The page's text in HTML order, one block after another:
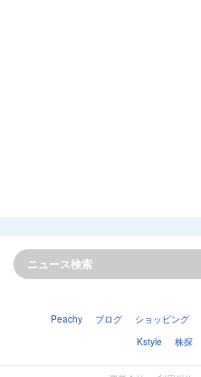
Peachy ブログ ショッピング
Kstyle
株探